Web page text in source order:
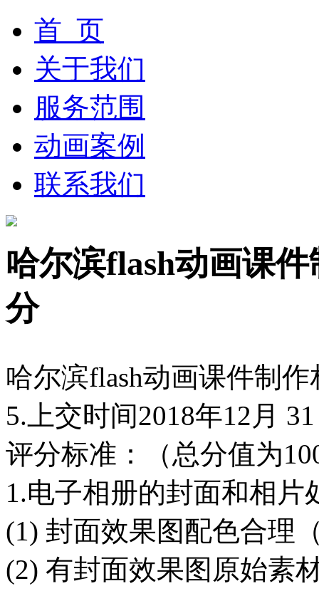
首 页
关于我们
服务范围
动画案例
联系我们
哈尔滨flash动画课
分
哈尔滨flash动画课件制
5.上交时间2018年12月
评分标准：（总分值为
1.电子相册的封面和相片
(1) 封面效果图配色合理
(2) 有封面效果图原始素